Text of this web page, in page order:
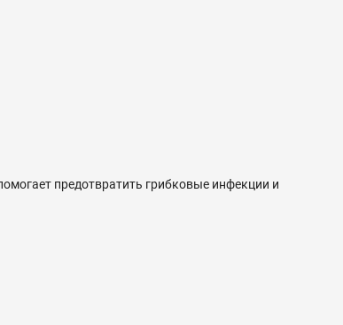
предотвратить грибковые инфекции и